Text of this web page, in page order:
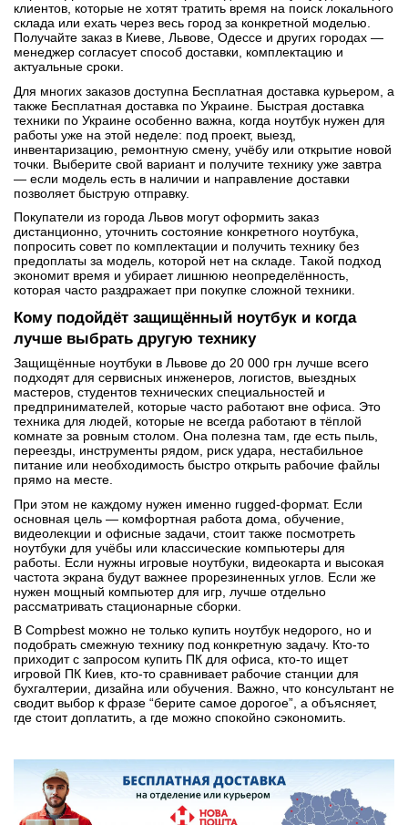
клиентов, которые не хотят тратить время на поиск локального
склада или ехать через весь город за конкретной моделью.
Получайте заказ в Киеве, Львове, Одессе и других городах —
менеджер согласует способ доставки, комплектацию и
актуальные сроки.
Для многих заказов доступна Бесплатная доставка курьером, а
также Бесплатная доставка по Украине. Быстрая доставка
техники по Украине особенно важна, когда ноутбук нужен для
работы уже на этой неделе: под проект, выезд,
инвентаризацию, ремонтную смену, учёбу или открытие новой
точки. Выберите свой вариант и получите технику уже завтра
— если модель есть в наличии и направление доставки
позволяет быструю отправку.
Покупатели из города Львов могут оформить заказ
дистанционно, уточнить состояние конкретного ноутбука,
попросить совет по комплектации и получить технику без
предоплаты за модель, которой нет на складе. Такой подход
экономит время и убирает лишнюю неопределённость,
которая часто раздражает при покупке сложной техники.
Кому подойдёт защищённый ноутбук и когда
лучше выбрать другую технику
Защищённые ноутбуки в Львове до 20 000 грн лучше всего
подходят для сервисных инженеров, логистов, выездных
мастеров, студентов технических специальностей и
предпринимателей, которые часто работают вне офиса. Это
техника для людей, которые не всегда работают в тёплой
комнате за ровным столом. Она полезна там, где есть пыль,
переезды, инструменты рядом, риск удара, нестабильное
питание или необходимость быстро открыть рабочие файлы
прямо на месте.
При этом не каждому нужен именно rugged-формат. Если
основная цель — комфортная работа дома, обучение,
видеолекции и офисные задачи, стоит также посмотреть
ноутбуки для учёбы или классические компьютеры для
работы. Если нужны игровые ноутбуки, видеокарта и высокая
частота экрана будут важнее прорезиненных углов. Если же
нужен мощный компьютер для игр, лучше отдельно
рассматривать стационарные сборки.
В Compbest можно не только купить ноутбук недорого, но и
подобрать смежную технику под конкретную задачу. Кто-то
приходит с запросом купить ПК для офиса, кто-то ищет
игровой ПК Киев, кто-то сравнивает рабочие станции для
бухгалтерии, дизайна или обучения. Важно, что консультант не
сводит выбор к фразе “берите самое дорогое”, а объясняет,
где стоит доплатить, а где можно спокойно сэкономить.